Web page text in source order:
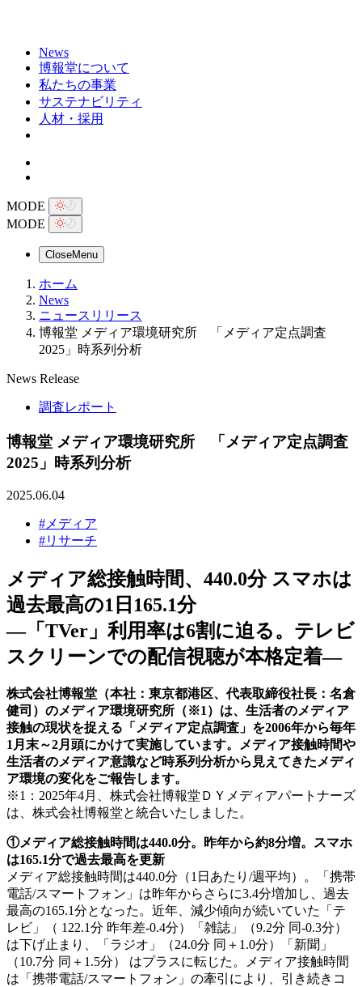
News
博報堂について
私たちの事業
サステナビリティ
人材・採用
MODE
MODE
CloseMenu
ホーム
News
ニュースリリース
博報堂 メディア環境研究所 「メディア定点調査
2025」時系列分析
News Release
調査レポート
博報堂 メディア環境研究所 「メディア定点調査
2025」時系列分析
2025.06.04
#メディア
#リサーチ
メディア総接触時間、440.0分 スマホは
過去最高の1日165.1分
—「TVer」利用率は6割に迫る。テレビ
スクリーンでの配信視聴が本格定着—
株式会社博報堂（本社：東京都港区、代表取締役社長：名倉
健司）のメディア環境研究所（※1）は、生活者のメディア
接触の現状を捉える「メディア定点調査」を2006年から毎年
1月末～2月頭にかけて実施しています。メディア接触時間や
生活者のメディア意識など時系列分析から見えてきたメディ
ア環境の変化をご報告します。
※1：2025年4月、株式会社博報堂ＤＹメディアパートナーズ
は、株式会社博報堂と統合いたしました。
①メディア総接触時間は440.0分。昨年から約8分増。スマホ
は165.1分で過去最高を更新
メディア総接触時間は440.0分（1日あたり/週平均）。「携帯
電話/スマートフォン」は昨年からさらに3.4分増加し、過去
最高の165.1分となった。近年、減少傾向が続いていた「テ
レビ」（ 122.1分 昨年差-0.4分）「雑誌」（9.2分 同-0.3分）
は下げ止まり、「ラジオ」（24.0分 同＋1.0分）「新聞」
（10.7分 同＋1.5分） はプラスに転じた。メディア接触時間
は「携帯電話/スマートフォン」の牽引により、引き続きコ